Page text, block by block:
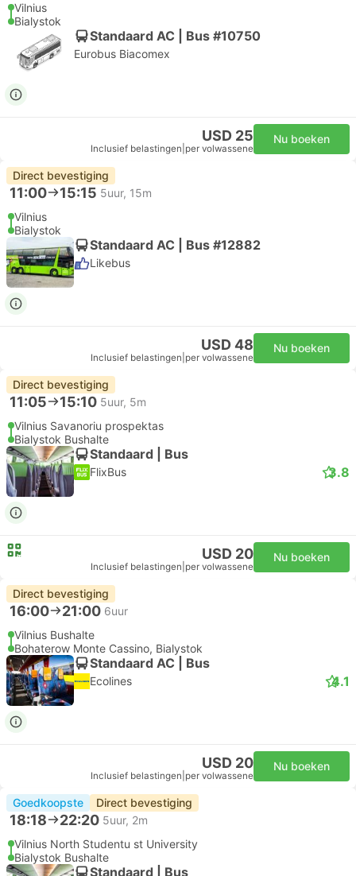
Vilnius
Bialystok
Standaard AC | Bus #10750
Eurobus Biacomex
USD 25
Inclusief belastingen per volwassene
Nu boeken
Direct bevestiging
11:00 15:15 5uur, 15m
Vilnius
Bialystok
Standaard AC | Bus #12882
Likebus
USD 48
Inclusief belastingen per volwassene
Nu boeken
Direct bevestiging
11:05 15:10 5uur, 5m
Vilnius Savanoriu prospektas
Bialystok Bushalte
Standaard | Bus
FlixBus 3.8
USD 20
Inclusief belastingen per volwassene
Nu boeken
Direct bevestiging
16:00 21:00 6uur
Vilnius Bushalte
Bohaterow Monte Cassino, Bialystok
Standaard AC | Bus
Ecolines 4.1
USD 20
Inclusief belastingen per volwassene
Nu boeken
Goedkoopste Direct bevestiging
18:18 22:20 5uur, 2m
Vilnius North Studentu st University
Bialystok Bushalte
Standaard | Bus